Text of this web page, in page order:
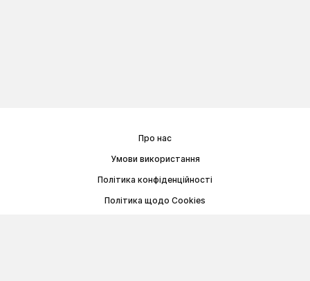
Про нас
Умови використання
Політика конфіденційності
Політика щодо Cookies